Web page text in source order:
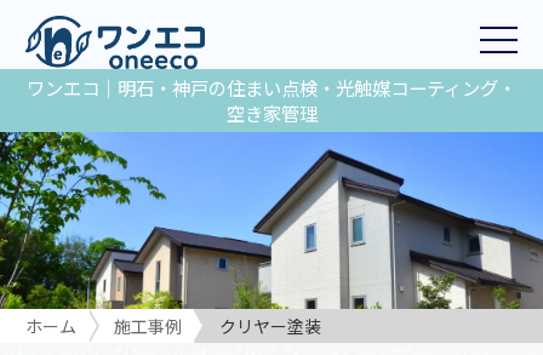
ワンエコ｜明石・神戸の住まい点検・光触媒コーティング・
空き家管理
ホーム 施工事例 クリヤー塗装